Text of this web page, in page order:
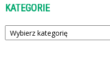
KATEGORIE
Kategorie